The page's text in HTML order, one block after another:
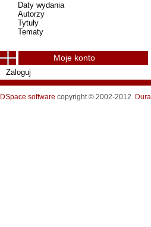
Daty wydania
Autorzy
Tytuły
Tematy
Moje konto
Zaloguj
DSpace software copyright © 2002-2012